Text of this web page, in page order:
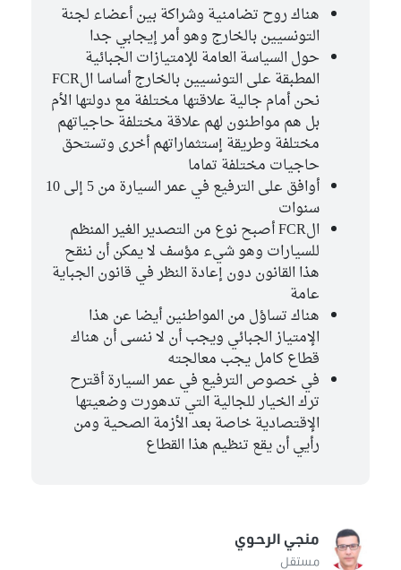
هناك روح تضامنية وشراكة بين أعضاء لجنة
التونسيين بالخارج وهو أمر إيجابي جدا
حول السياسة العامة للإمتيازات الجبائية
المطبقة على التونسيين بالخارج أساسا الFCR
نحن أمام جالية علاقتها مختلفة مع دولتها الأم
بل هم مواطنون لهم علاقة مختلفة حاجياتهم
مختلفة وطريقة إستثماراتهم أخرى وتستحق
حاجيات مختلفة تماما
أوافق على الترفيع في عمر السيارة من 5 إلى 10
سنوات
الFCR أصبح نوع من التصدير الغير المنظم
للسيارات وهو شيء مؤسف لا يمكن أن ننقح
هذا القانون دون إعادة النظر في قانون الجباية
عامة
هناك تساؤل من المواطنين أيضا عن هذا
الإمتياز الجبائي ويجب أن لا ننسى أن هناك
قطاع كامل يجب معالجته
في خصوص الترفيع في عمر السيارة أقترح
ترك الخيار للجالية التي تدهورت وضعيتها
الإقتصادية خاصة بعد الأزمة الصحية ومن
رأيي أن يقع تنظيم هذا القطاع
منجي الرحوي
مستقل